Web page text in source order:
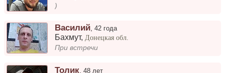
)
Василий,42 года
Бахмут, Донецкая обл.
При встречи
Толик ,48 лет